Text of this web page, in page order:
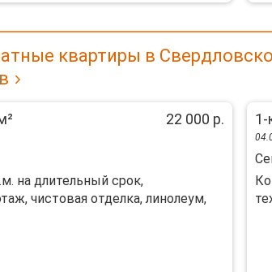
квартиры в
22 000 р.
на длительный срок,
чистовая отделка, линолеум,
1-